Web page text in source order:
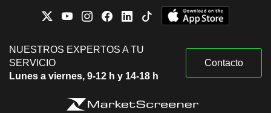
NUESTROS EXPERTOS A TU
SERVICIO
Lunes a viernes, 9-12 h y 14-18 h
Contacto